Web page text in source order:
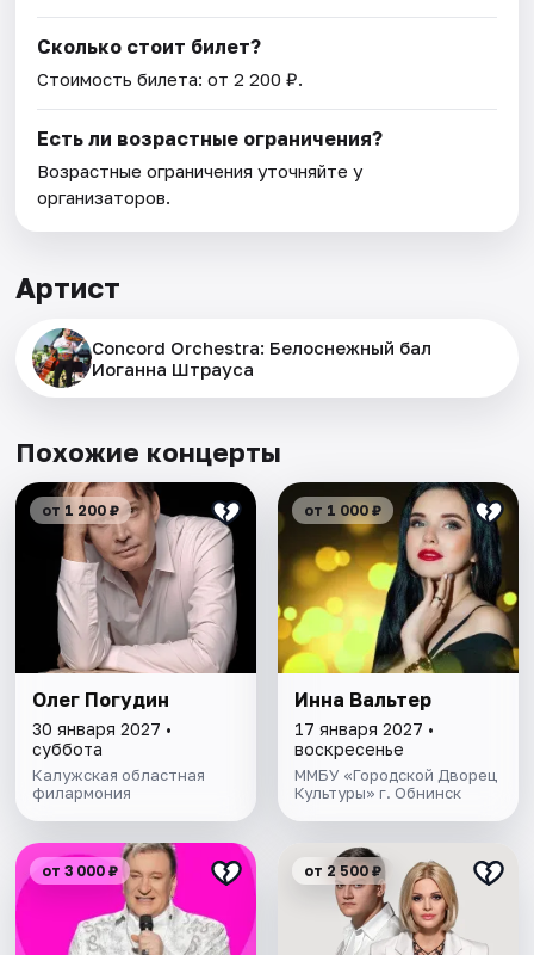
Сколько стоит билет?
Стоимость билета: от 2 200 ₽.
Есть ли возрастные ограничения?
Возрастные ограничения уточняйте у
организаторов.
Артист
Concord Orchestra: Белоснежный бал
Иоганна Штрауса
Похожие концерты
от 1 200 ₽
Олег Погудин
30 января 2027 •
суббота
Калужская областная
филармония
от 1 000 ₽
Инна Вальтер
17 января 2027 •
воскресенье
ММБУ «Городской Дворец
Культуры» г. Обнинск
от 3 000 ₽ от 2 500 ₽